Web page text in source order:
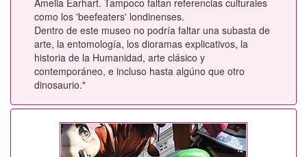
como los 'beefeaters' londinenses.
Dentro de este museo no podría faltar una subasta de
arte, la entomología, los dioramas explicativos, la
historia de la Humanidad, arte clásico y
contemporáneo, e incluso hasta algúno que otro
dinosaurio."